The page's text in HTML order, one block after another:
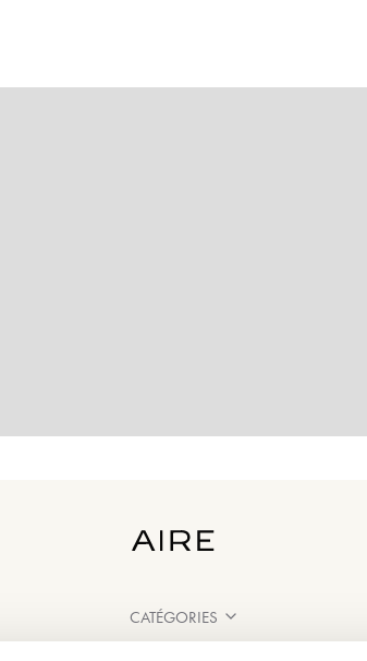
CATÉGORIES